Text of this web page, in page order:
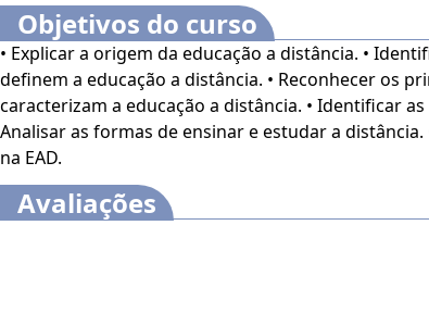
Objetivos do curso
• Explicar a origem da educação a distância. •
definem a educação a distância. • Reconhecer os
caracterizam a educação a distância. • Identificar as
Analisar as formas de ensinar e estudar a
na EAD.
Avaliações